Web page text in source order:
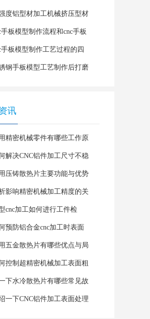
度铝型材加工机械挤压型材
些优势
手板模型制作流程和cnc手板
制作的好处
手板模型制作工艺过程的四
工阶段
钢手板模型工艺制作后打磨
讯
精密机械零件有哪些工作原
求？
解决CNC铝件加工尺寸不稳
况？
压铸散热片主要功能与优势
些？
影响精密机械加工精度的关
素有哪些？
cnc加工如何进行工件检
预防铝合金cnc加工时表面
毛刺？
五金散热片有哪些优点与局
？
控制超精密机械加工表面粗
？
下水冷散热片有哪些常见故
解决方法？
一下CNC铝件加工表面处理